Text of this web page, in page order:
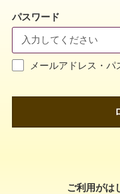
パスワード
メールアドレス・パ
ご利用がは